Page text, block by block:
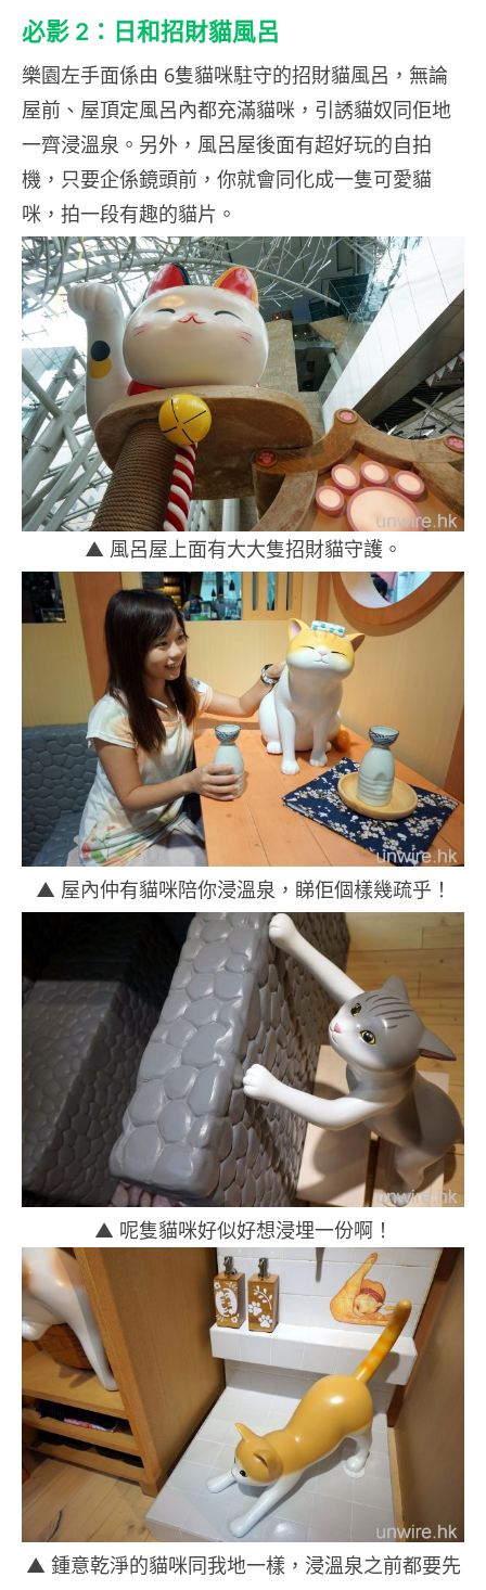
必影 2：日和招財貓風呂
樂園左手面係由 6隻貓咪駐守的招財貓風呂，無論
屋前、屋頂定風呂內都充滿貓咪，引誘貓奴同佢地
一齊浸溫泉。另外，風呂屋後面有超好玩的自拍
機，只要企係鏡頭前，你就會同化成一隻可愛貓
咪，拍一段有趣的貓片。
▲ 風呂屋上面有大大隻招財貓守護。
▲ 屋內仲有貓咪陪你浸溫泉，睇佢個樣幾疏乎！
▲ 呢隻貓咪好似好想浸埋一份啊！
▲ 鍾意乾淨的貓咪同我地一樣，浸溫泉之前都要先